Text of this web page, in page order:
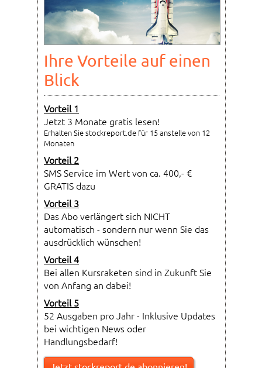
Ihre Vorteile auf einen
Blick
Vorteil 1
Jetzt 3 Monate gratis lesen!
Erhalten Sie stockreport.de für 15 anstelle von 12
Monaten
Vorteil 2
SMS Service im Wert von ca. 400,- €
GRATIS dazu
Vorteil 3
Das Abo verlängert sich NICHT
automatisch - sondern nur wenn Sie das
ausdrücklich wünschen!
Vorteil 4
Bei allen Kursraketen sind in Zukunft Sie
von Anfang an dabei!
Vorteil 5
52 Ausgaben pro Jahr - Inklusive Updates
bei wichtigen News oder
Handlungsbedarf!